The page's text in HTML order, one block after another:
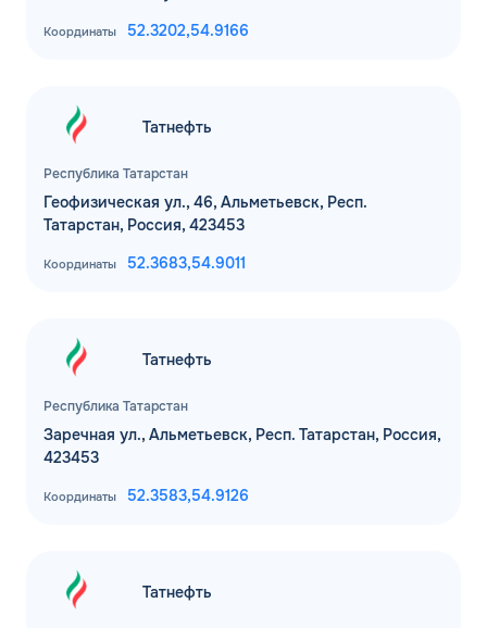
Координаты 52.3202,54.9166
Республика Татарстан
Татнефть
Геофизическая ул., 46, Альметьевск, Респ.
Татарстан, Россия, 423453
Координаты 52.3683,54.9011
Республика Татарстан
Татнефть
Заречная ул., Альметьевск, Респ. Татарстан, Россия,
423453
Координаты 52.3583,54.9126
Татнефть
ОФОРМИТЬ ЗАЯВКУ
Заполняя форму, я
обработкой персональных данных
ЗАВТРА